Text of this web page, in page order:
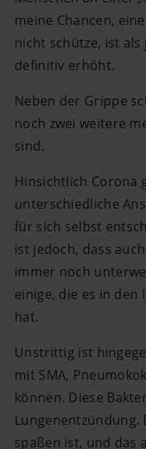
meine Chancen,
nicht schütze, ist
definitiv erhöht.
Neben der Grippe
noch zwei weitere
sind.
Hinsichtlich Corona
unterschiedliche
für sich selbst
ist jedoch, dass
immer noch
einige, die es in den
hat.
Unstrittig ist
mit SMA,
können. Diese
Lungenentzündung.
spaßen ist, und das